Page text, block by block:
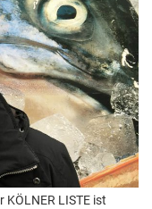
LISTE ist